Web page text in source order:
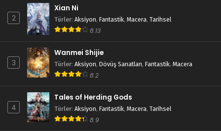
2
Xian Ni
Türler: Aksiyon, Fantastik, Macera, Tarihsel
8.13
3
Wanmei Shijie
Türler: Aksiyon, Dövüş Sanatları, Fantastik, Macera
8.2
4
Tales of Herding Gods
Türler: Aksiyon, Fantastik, Macera, Tarihsel
8.9